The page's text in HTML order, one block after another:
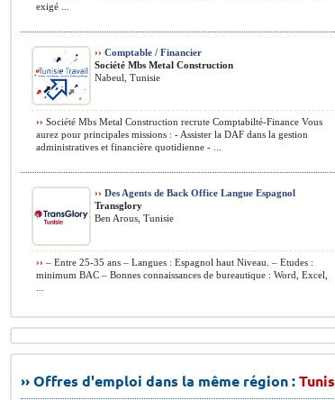
exigé ...
›› Comptable / Financier
Société Mbs Metal Construction
Nabeul, Tunisie
›› Société Mbs Metal Construction recrute Comptabilté-Finance Vous
aurez pour principales missions : - Assister la DAF dans la gestion
administratives et financière quotidienne - ...
›› Des Agents de Back Office Langue Espagnol
Transglory
Ben Arous, Tunisie
›› – Entre 25-35 ans – Langues : Espagnol haut Niveau. – Etudes :
minimum BAC – Bonnes connaissances de bureautique : Word, Excel,
›› Offres d'emploi dans la même région :Tunis